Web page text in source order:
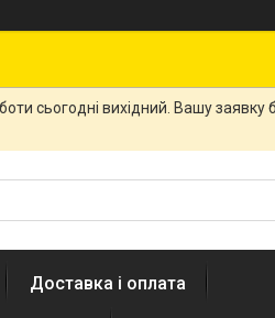
сьогодні вихідний. Вашу
Доставка і оплата